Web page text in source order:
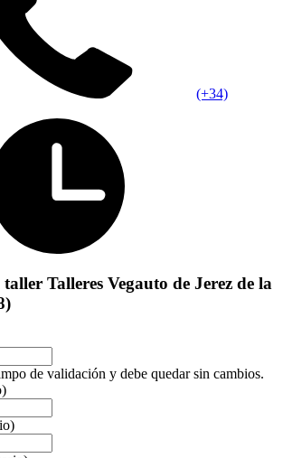
(+34)
Talleres Vegauto de Jerez de la
de validación y debe quedar sin cambios.